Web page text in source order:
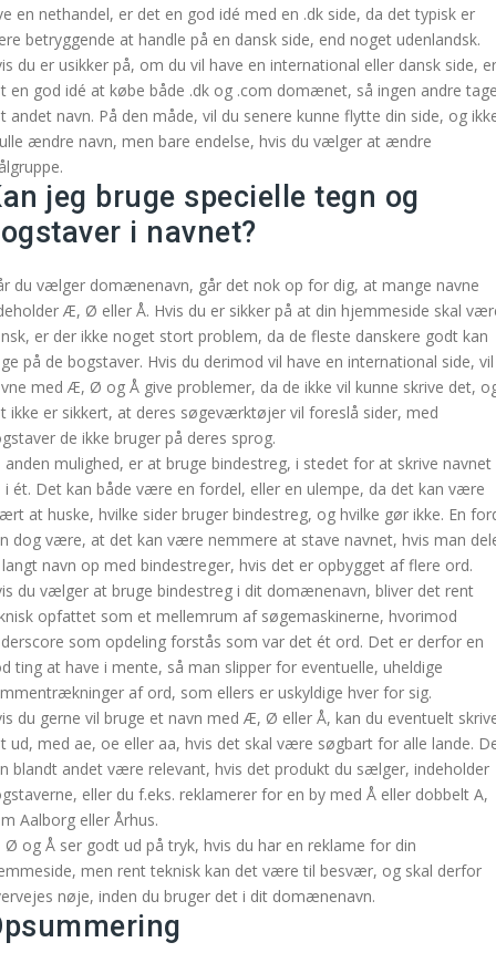
en nethandel, er det en god idé med en .dk side, da det typisk er
betryggende at handle på en dansk side, end noget udenlandsk.
du er usikker på, om du vil have en international eller dansk side, er
en god idé at købe både .dk og .com domænet, så ingen andre
andet navn. På den måde, vil du senere kunne flytte din side, og
ændre navn, men bare endelse, hvis du vælger at ændre
jeg bruge specielle tegn og
i navnet?
du vælger domænenavn, går det nok op for dig, at mange navne
Æ, Ø eller Å. Hvis du er sikker på at din hjemmeside skal
er der ikke noget stort problem, da de fleste danskere godt kan
på de bogstaver. Hvis du derimod vil have en international side, vil
med Æ, Ø og Å give problemer, da de ikke vil kunne skrive det,
ikke er sikkert, at deres søgeværktøjer vil foreslå sider, med
de ikke bruger på deres sprog.
anden mulighed, er at bruge bindestreg, i stedet for at skrive navnet
i ét. Det kan både være en fordel, eller en ulempe, da det kan være
at huske, hvilke sider bruger bindestreg, og hvilke gør ikke. En
dog være, at det kan være nemmere at stave navnet, hvis man
navn op med bindestreger, hvis det er opbygget af flere ord.
du vælger at bruge bindestreg i dit domænenavn, bliver det rent
opfattet som et mellemrum af søgemaskinerne, hvorimod
som opdeling forstås som var det ét ord. Det er derfor en
ting at have i mente, så man slipper for eventuelle, uheldige
af ord, som ellers er uskyldige hver for sig.
du gerne vil bruge et navn med Æ, Ø eller Å, kan du eventuelt
ud, med ae, oe eller aa, hvis det skal være søgbart for alle lande.
blandt andet være relevant, hvis det produkt du sælger, indeholder
eller du f.eks. reklamerer for en by med Å eller dobbelt A,
Aalborg eller Århus.
og Å ser godt ud på tryk, hvis du har en reklame for din
men rent teknisk kan det være til besvær, og skal derfor
nøje, inden du bruger det i dit domænenavn.